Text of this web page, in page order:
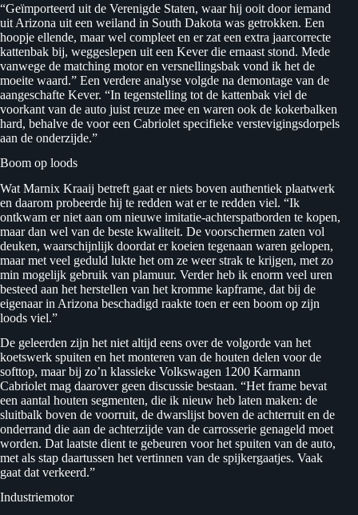
“Geïmporteerd uit de Verenigde Staten, waar hij ooit door iemand
uit Arizona uit een weiland in South Dakota was getrokken. Een
hoopje ellende, maar wel compleet en er zat een extra jaarcorrecte
kattenbak bij, weggeslepen uit een Kever die ernaast stond. Mede
vanwege de matching motor en versnellingsbak vond ik het de
moeite waard.” Een verdere analyse volgde na demontage van de
aangeschafte Kever. “In tegenstelling tot de kattenbak viel de
voorkant van de auto juist reuze mee en waren ook de kokerbalken
hard, behalve de voor een Cabriolet specifieke verstevigingsdorpels
aan de onderzijde.”
Boom op loods
Wat Marnix Kraaij betreft gaat er niets boven authentiek plaatwerk
en daarom probeerde hij te redden wat er te redden viel. “Ik
ontkwam er niet aan om nieuwe imitatie-achterspatborden te kopen,
maar dan wel van de beste kwaliteit. De voorschermen zaten vol
deuken, waarschijnlijk doordat er koeien tegenaan waren gelopen,
maar met veel geduld lukte het om ze weer strak te krijgen, met zo
min mogelijk gebruik van plamuur. Verder heb ik enorm veel uren
besteed aan het herstellen van het kromme kapframe, dat bij de
eigenaar in Arizona beschadigd raakte toen er een boom op zijn
loods viel.”
De geleerden zijn het niet altijd eens over de volgorde van het
koetswerk spuiten en het monteren van de houten delen voor de
softtop, maar bij zo’n klassieke Volkswagen 1200 Karmann
Cabriolet mag daarover geen discussie bestaan. “Het frame bevat
een aantal houten segmenten, die ik nieuw heb laten maken: de
sluitbalk boven de voorruit, de dwarslijst boven de achterruit en de
onderrand die aan de achterzijde van de carrosserie genageld moet
worden. Dat laatste dient te gebeuren voor het spuiten van de auto,
met als stap daartussen het vertinnen van de spijkergaatjes. Vaak
gaat dat verkeerd.”
Industriemotor